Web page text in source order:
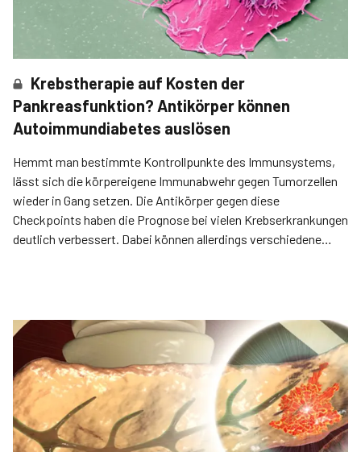
Krebstherapie auf Kosten der
Pankreasfunktion? Antikörper können
Autoimmundiabetes auslösen
Hemmt man bestimmte Kontrollpunkte des Immunsystems,
lässt sich die körper­eigene Immunabwehr gegen Tumorzellen
wieder in Gang setzen. Die Antikörper gegen diese
Checkpoints haben die Prognose bei vielen Krebserkrankungen
deutlich verbessert. Dabei können allerdings verschiedene